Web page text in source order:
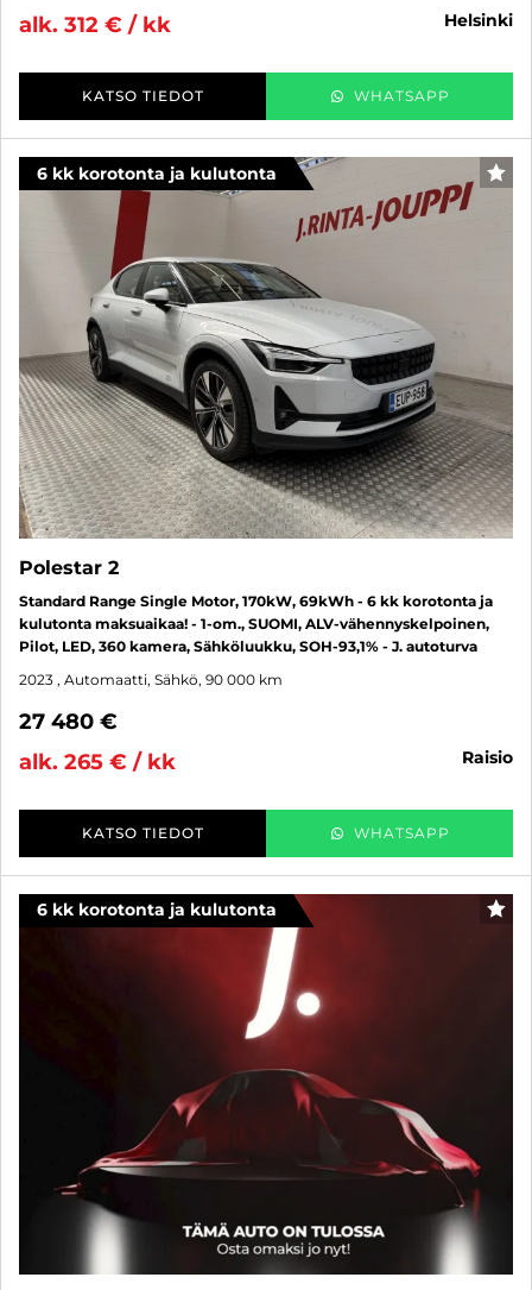
alk. 312 € / kk
helsinki
KATSO TIEDOT WHATSAPP
6 kk korotonta ja kulutonta
Polestar 2
Standard Range Single Motor, 170kW, 69kWh - 6 kk korotonta ja
kulutonta maksuaikaa! - 1-om., SUOMI, ALV-vähennyskelpoinen,
Pilot, LED, 360 kamera, Sähköluukku, SOH-93,1% - J. autoturva
2023 , Automaatti, Sähkö, 90 000 km
27 480 €
alk. 265 € / kk
raisio
KATSO TIEDOT WHATSAPP
6 kk korotonta ja kulutonta